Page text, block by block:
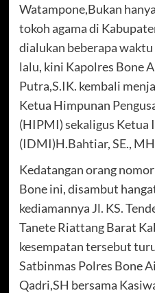
Watampone,Bukan
tokoh agama di
dialukan beberapa
lalu, kini Kapolres Bone
Putra,S.IK. kembali
Ketua Himpunan
(HIPMI) sekaligus Ketua
(IDMI)H.Bahtiar, SE.,
Kedatangan orang
Bone ini, disambut
kediamannya Jl. KS.
Tanete Riattang Barat
kesempatan tersebut
Satbinmas Polres Bone
Qadri,SH bersama